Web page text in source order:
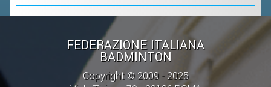
FEDERAZIONE ITALIANA
BADMINTON
Copyright © 2009 - 2025
TESSERAMENTO
REGOLAMENTI
GARE